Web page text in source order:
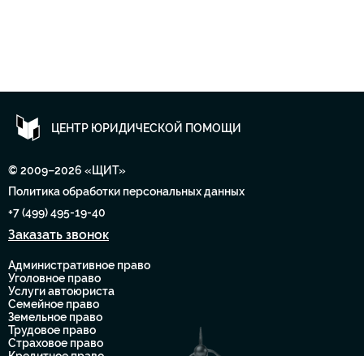
ЦЕНТР ЮРИДИЧЕСКОЙ ПОМОЩИ
© 2009–2026 «ЩИТ»
Политика обработки персональных данных
+7 (499) 495-19-40
Заказать звонок
Административное право
Уголовное право
Услуги автоюриста
Семейное право
Земельное право
Трудовое право
Страховое право